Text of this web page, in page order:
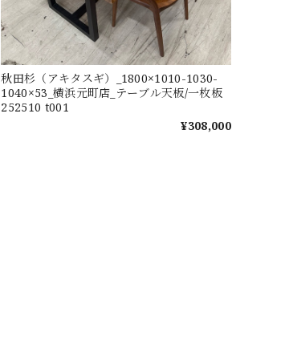
秋田杉（アキタスギ）_1800×1010-1030-
1040×53_横浜元町店_テーブル天板/一枚板
252510 t001
¥308,000